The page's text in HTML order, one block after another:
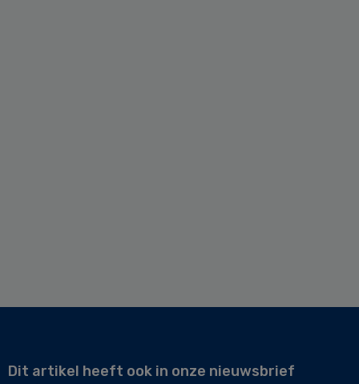
Dit artikel heeft ook in onze nieuwsbrief